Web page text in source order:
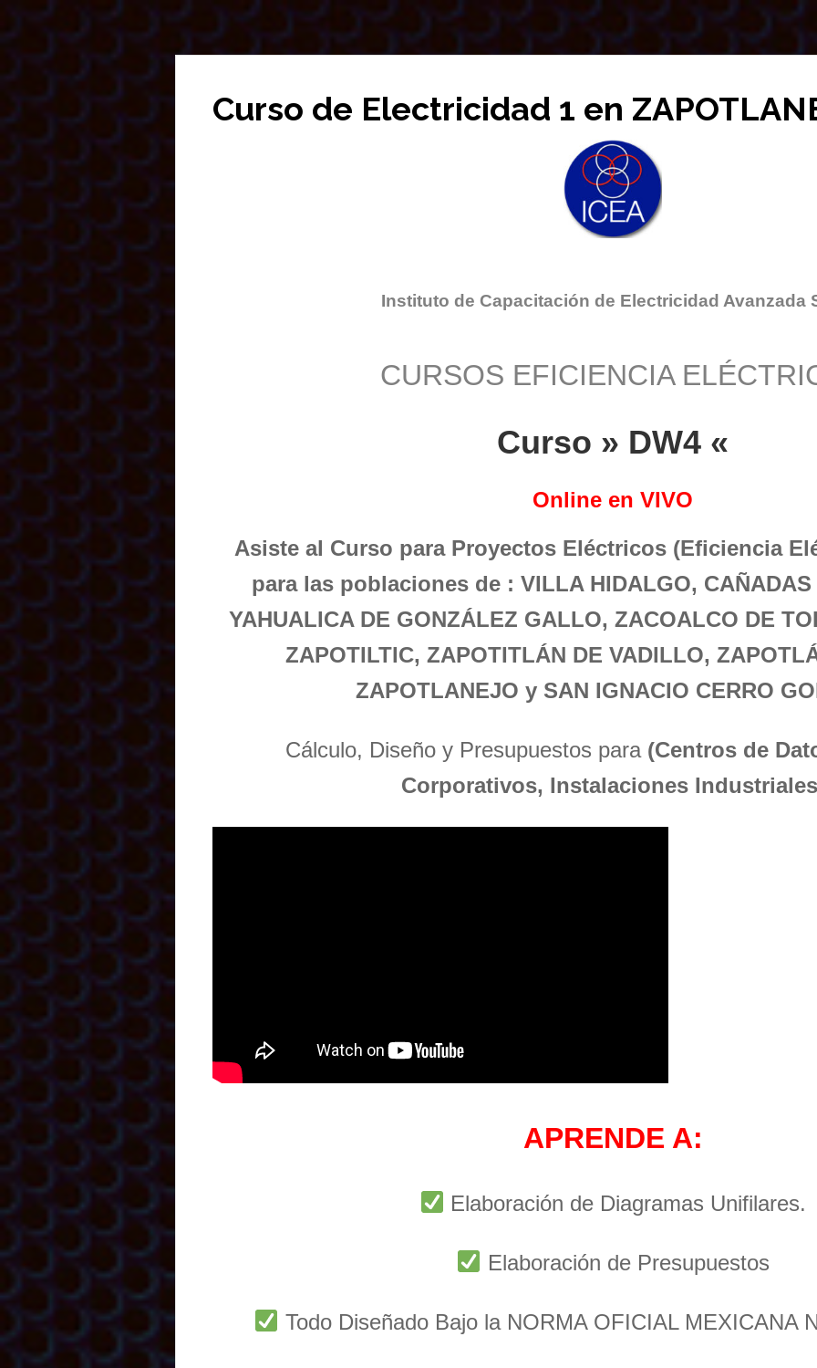
Curso de Electricidad 1 en
Instituto de Capacitación de Electricidad Avanzada
CURSOS EFICIENCIA
Curso » DW4 «
Online en VIVO
Asiste al Curso para Proyectos Eléctricos (Eficiencia
para las poblaciones de : VILLA HIDALGO, CAÑADAS
YAHUALICA DE GONZÁLEZ GALLO, ZACOALCO DE
ZAPOTILTIC, ZAPOTITLÁN DE VADILLO,
ZAPOTLANEJO y SAN IGNACIO CERRO
Cálculo, Diseño y Presupuestos para (Centros de
Corporativos, Instalaciones
APRENDE A:
Elaboración de Diagramas Unifilares.
Elaboración de Presupuestos
Todo Diseñado Bajo la NORMA OFICIAL MEXICANA